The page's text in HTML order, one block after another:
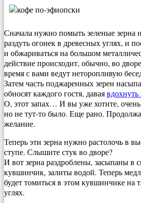
Сначала нужно помыть зеленые зерна
раздуть огонек в древесных углях, и
и обжариваться на большом
действие происходит, обычно, во
время с вами ведут неторопливую
Затем часть поджаренных зерен
обносят каждого гостя, давая
О, этот запах… И вы уже хотите, очень
но не тут-то было. Еще рано.
желание.
Теперь эти зерна нужно растолочь в
ступе. Слышите стук во дворе?
И вот зерна раздроблены, засыпаны в
кувшинчик, залиты водой. Теперь
будет томиться в этом кувшинчике на
углях.